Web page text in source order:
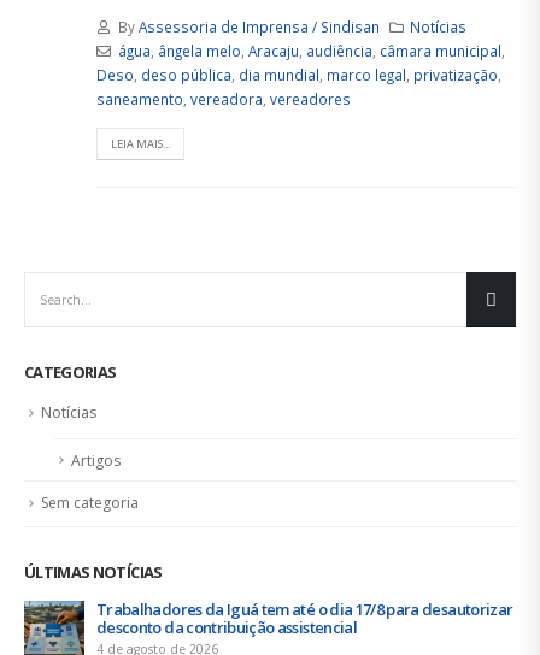
ByAssessoria de Imprensa / Sindisan
Notícias
água ângela melo Aracaju audiência câmara municipal
Deso deso pública dia mundial marco legal privatização
saneamento vereadora vereadores
LEIA MAIS...
CATEGORIAS
Notícias
Artigos
Sem categoria
ÚLTIMAS NOTÍCIAS
Trabalhadores da Iguá tem até o dia 17/8 para desautorizar
desconto da contribuição assistencial
4 de agosto de 2026